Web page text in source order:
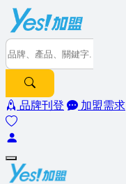
品牌刊登 加盟需求